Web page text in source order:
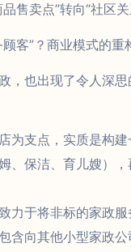
售卖点”转向“社区
客”？商业模式的重
也出现了令人深思
为支点，实质是构
、保洁、育儿嫂）
力于将非标的家政
含向其他小型家政